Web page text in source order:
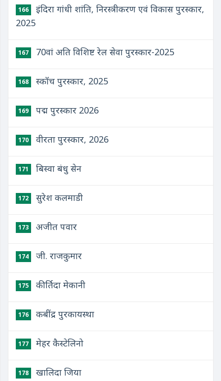
166
इंदिरा गांधी शांति, निरस्त्रीकरण एवं विकास पुरस्कार,
2025
167 70वां अति विशिष्ट रेल सेवा पुरस्कार-2025
168 स्कॉच पुरस्कार, 2025
169 पद्म पुरस्कार 2026
170 वीरता पुरस्कार, 2026
171 बिस्वा बंधु सेन
172 सुरेश कलमाडी
173 अजीत पवार
174 जी. राजकुमार
175 कीर्तिदा मेकानी
176 कबींद्र पुरकायस्था
177 मेहर कैस्टेलिनो
178 खालिदा जिया